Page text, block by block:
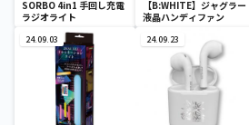
SORBO 4in1 手回し充電
ラジオライト
【B:WHITE】ジャグラー
液晶ハンディファン
24.09.03 24.09.23